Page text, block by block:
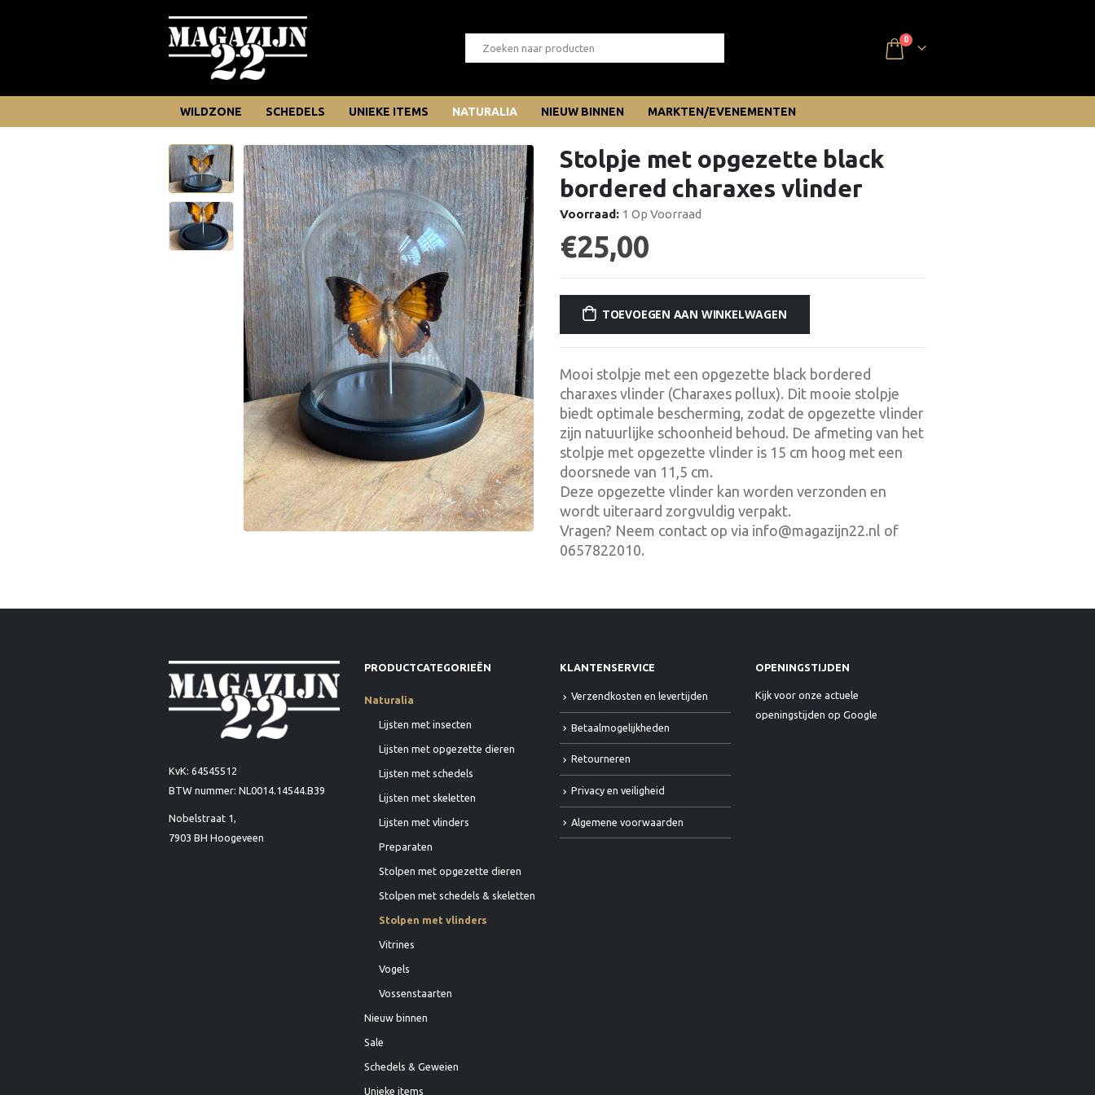
0
WILDZONE SCHEDELS UNIEKE ITEMS NATURALIA NIEUW BINNEN MARKTEN/EVENEMENTEN
Stolpje met opgezette black
bordered charaxes vlinder
Voorraad: 1 Op Voorraad
€25,00
TOEVOEGEN AAN WINKELWAGEN
Mooi stolpje met een opgezette black bordered
charaxes vlinder (Charaxes pollux). Dit mooie stolpje
biedt optimale bescherming, zodat de opgezette vlinder
zijn natuurlijke schoonheid behoud. De afmeting van het
stolpje met opgezette vlinder is 15 cm hoog met een
doorsnede van 11,5 cm.
Deze opgezette vlinder kan worden verzonden en
wordt uiteraard zorgvuldig verpakt.
Vragen? Neem contact op via info@magazijn22.nl of
0657822010.
KvK: 64545512
BTW nummer: NL0014.14544.B39
Nobelstraat 1,
7903 BH Hoogeveen
PRODUCTCATEGORIEËN
Naturalia
Lijsten met insecten
Lijsten met opgezette dieren
Lijsten met schedels
Lijsten met skeletten
Lijsten met vlinders
Preparaten
Stolpen met opgezette dieren
Stolpen met schedels & skeletten
Stolpen met vlinders
Vitrines
Vogels
Vossenstaarten
Nieuw binnen
Sale
Schedels & Geweien
Unieke items
KLANTENSERVICE
Verzendkosten en levertijden
Betaalmogelijkheden
Retourneren
Privacy en veiligheid
Algemene voorwaarden
OPENINGSTIJDEN
Kijk voor onze actuele
openingstijden op Google